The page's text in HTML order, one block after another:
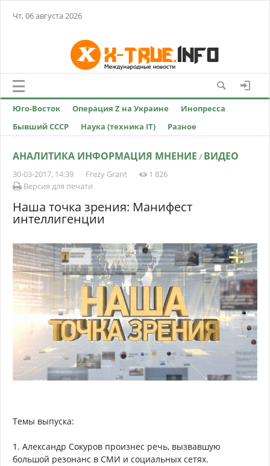
Чт, 06 августа 2026
Юго-Восток Операция Z на Украине
Инопресса
Бывший СССР
Наука (техника IT) Разное
АНАЛИТИКА ИНФОРМАЦИЯ МНЕНИЕ / ВИДЕО
30-03-2017, 14:39 Frezy Grant
1 826
Версия для печати
Наша точка зрения: Манифест
интеллигенции
Темы выпуска:
1. Александр Сокуров произнес речь, вызвавшую
большой резонанс в СМИ и социальных сетях.